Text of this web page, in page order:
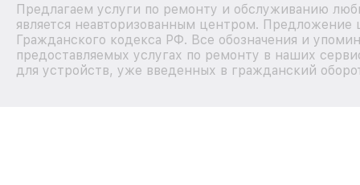
Предлагаем услуги по ремонту и обслуживанию
является неавторизованным центром.
Гражданского кодекса РФ. Все обозначения и
предоставляемых услугах по ремонту в наших
для устройств, уже введенных в гражданский